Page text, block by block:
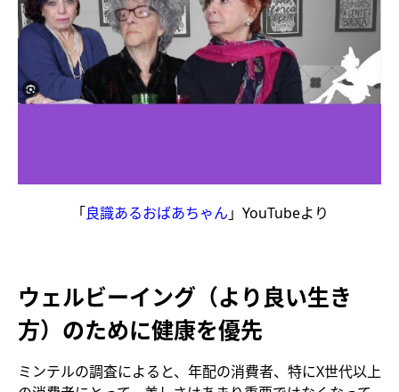
「良識あるおばあちゃん 」YouTubeより
ウェルビーイング（より良い生き
方）のために健康を優先
ミンテルの調査によると、年配の消費者、特にX世代以上